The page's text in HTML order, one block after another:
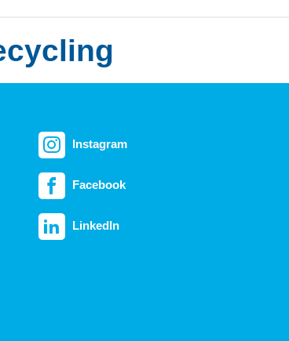
Instagram
Facebook
LinkedIn